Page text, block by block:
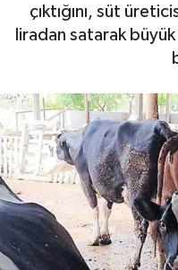
çıktığını, süt
liradan satarak büyük